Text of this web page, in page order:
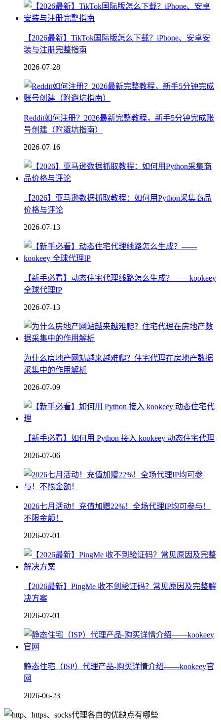
【2026最新】TikTok国际版怎么下载？iPhone、安卓安
装与注册完整指南
2026-07-28
Reddit如何注册？2026最新完整教程，新手5分钟完成账
号创建（附避坑指南）
2026-07-16
【2026】亚马逊数据抓取教程：如何用Python采集商品
价格与评论
2026-07-13
【新手必看】动态住宅代理线路怎么生成？——kookeey
全球代理IP
2026-07-13
为什么房地产网站越来越难爬？住宅代理在房地产数据
采集中的作用解析
2026-07-09
【新手必看】如何用 Python 接入 kookeey 动态住宅代理
2026-07-06
2026七月活动！充值加赠22%！全场代理IP均可参与！
不限金额！
2026-07-01
【2026最新】PingMe 收不到验证码？常见原因及完整解
决方案
2026-07-01
静态住宅（ISP）代理产品-购买详情介绍——kookeey官
网
2026-06-23